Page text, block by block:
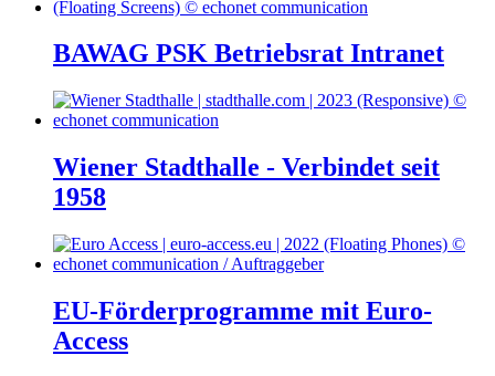
BAWAG PSK Betriebsrat Intranet
Wiener Stadthalle - Verbindet seit
1958
EU-Förderprogramme mit Euro-
Access